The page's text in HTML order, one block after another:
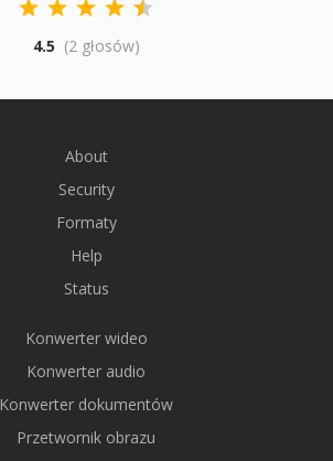
4.5 (2 głosów)
About
Security
Formaty
Help
Status
Konwerter wideo
Konwerter audio
Konwerter dokumentów
Przetwornik obrazu